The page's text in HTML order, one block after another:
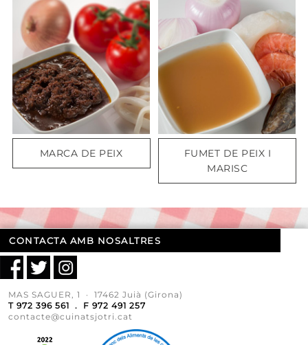
MARCA DE PEIX
FUMET DE PEIX I
MARISC
CONTACTA AMB NOSALTRES
MAS SAGUER, 1 · 17462 Juià (Girona)
T 972 396 561 . F 972 491 257
contacte@cuinatsjotri.cat